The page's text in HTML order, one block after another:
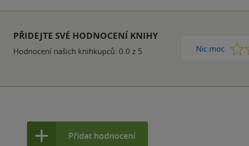
PŘIDEJTE SVÉ HODNOCENÍ KNIHY
Hodnocení našich knihkupců: 0.0 z 5 Nic moc 1 2
Přidat hodnocení